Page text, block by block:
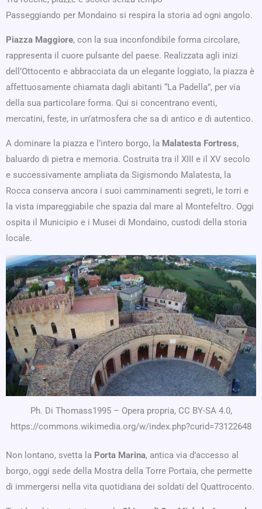
Passeggiando per Mondaino si respira la storia ad ogni angolo.
Piazza Maggiore, con la sua inconfondibile forma circolare,
rappresenta il cuore pulsante del paese. Realizzata agli inizi
dell’Ottocento e abbracciata da un elegante loggiato, la piazza è
affettuosamente chiamata dagli abitanti “La Padella”, per via
della sua particolare forma. Qui si concentrano eventi,
mercatini, feste, in un’atmosfera che sa di antico e di autentico.
A dominare la piazza e l’intero borgo, la Malatesta Fortress,
baluardo di pietra e memoria. Costruita tra il XIII e il XV secolo
e successivamente ampliata da Sigismondo Malatesta, la
Rocca conserva ancora i suoi camminamenti segreti, le torri e
la vista impareggiabile che spazia dal mare al Montefeltro. Oggi
ospita il Municipio e i Musei di Mondaino, custodi della storia
locale.
Ph. Di Thomass1995 – Opera propria, CC BY-SA 4.0,
https://commons.wikimedia.org/w/index.php?curid=73122648
Non lontano, svetta la Porta Marina, antica via d’accesso al
borgo, oggi sede della Mostra della Torre Portaia, che permette
di immergersi nella vita quotidiana dei soldati del Quattrocento.